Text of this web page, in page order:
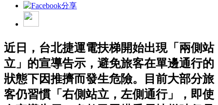
近日，台北捷運電扶梯開始出現「兩側站
立」的宣導告示，避免旅客在單邊通行的
狀態下因推擠而發生危險。目前大部分旅
客仍習慣「右側站立，左側通行」，即使